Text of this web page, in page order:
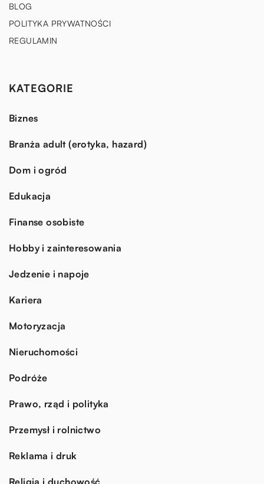
BLOG
POLITYKA PRYWATNOŚCI
REGULAMIN
KATEGORIE
Biznes
Branża adult (erotyka, hazard)
Dom i ogród
Edukacja
Finanse osobiste
Hobby i zainteresowania
Jedzenie i napoje
Kariera
Motoryzacja
Nieruchomości
Podróże
Prawo, rząd i polityka
Przemysł i rolnictwo
Reklama i druk
Religia i duchowość